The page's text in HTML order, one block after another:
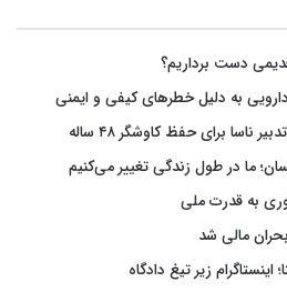
دست برداریم؟
ما در طول زندگی تغییر می‌کنیم
به قدرت ملی
مالی شد